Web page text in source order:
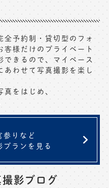
撮影
影
撮影
影
影
ング
ド
ラン情報
ョン
予約制・貸切型のフォ
客様だけのプライベート
できるので、マイペース
あわせて写真撮影を楽し
をはじめ、
参りなど
ランを見る
影ブログ